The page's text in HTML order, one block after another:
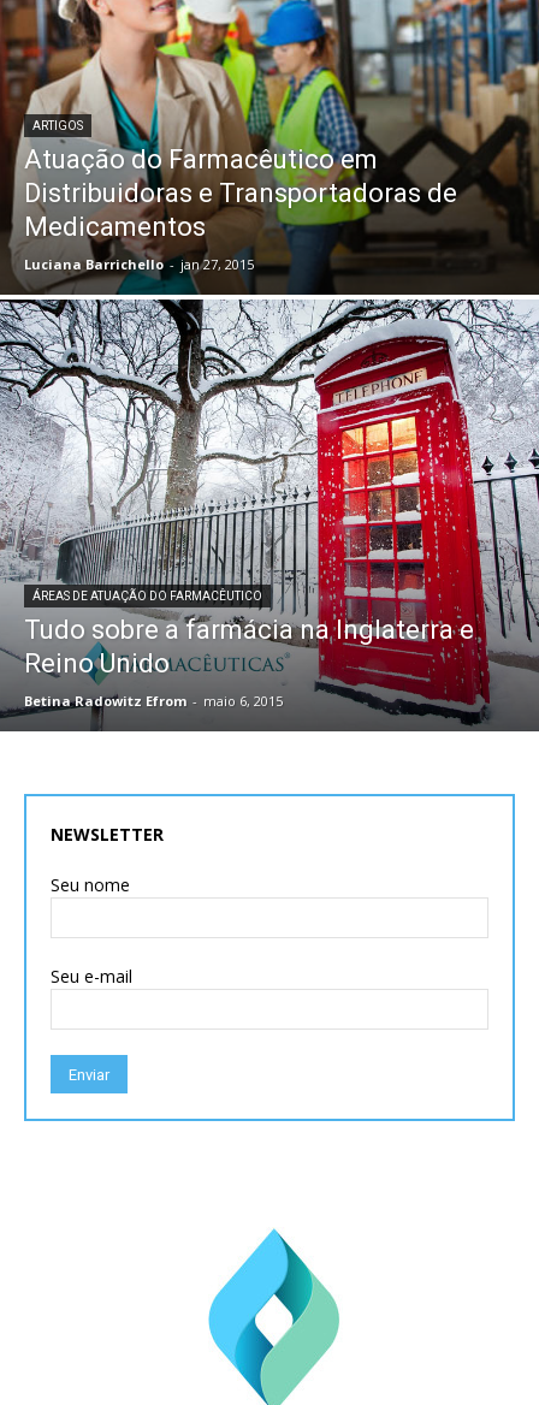
ARTIGOS
Atuação do Farmacêutico em
Distribuidoras e Transportadoras de
Medicamentos
Luciana Barrichello - jan 27, 2015
ÁREAS DE ATUAÇÃO DO FARMACÊUTICO
Tudo sobre a farmácia na Inglaterra e
Reino Unido
Betina Radowitz Efrom - maio 6, 2015
NEWSLETTER
Seu nome
Seu e-mail